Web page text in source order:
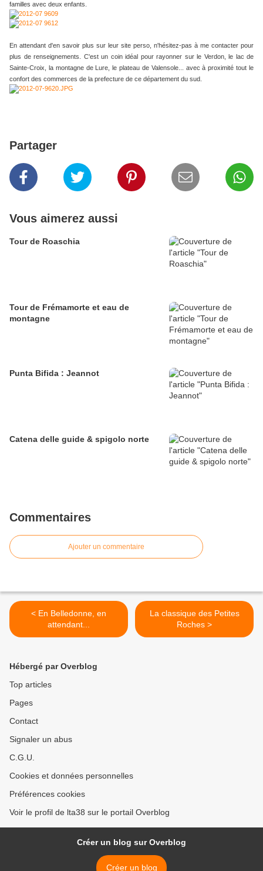
familles avec deux enfants.
En attendant d'en savoir plus sur leur site perso, n'hésitez-pas à me contacter pour
plus de renseignements. C'est un coin idéal pour rayonner sur le Verdon, le lac de
Sainte-Croix, la montagne de Lure, le plateau de Valensole... avec à proximité tout le
confort des commerces de la prefecture de ce département du sud.
Partager
Vous aimerez aussi
Tour de Roaschia
Tour de Frémamorte et eau de
montagne
Punta Bifida : Jeannot
Catena delle guide & spigolo norte
Commentaires
Ajouter un commentaire
< En Belledonne, en
attendant...
La classique des Petites
Roches >
Hébergé par Overblog
Top articles
Pages
Contact
Signaler un abus
C.G.U.
Cookies et données personnelles
Préférences cookies
Voir le profil de lta38 sur le portail Overblog
Créer un blog sur Overblog
Créer un blog